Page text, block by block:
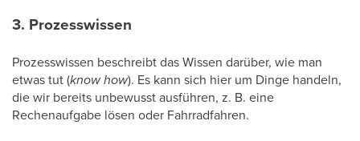
3. Prozesswissen
Prozesswissen beschreibt das Wissen darüber, wie man
etwas tut (know how). Es kann sich hier um Dinge handeln,
die wir bereits unbewusst ausführen, z. B. eine
Rechenaufgabe lösen oder Fahrradfahren.